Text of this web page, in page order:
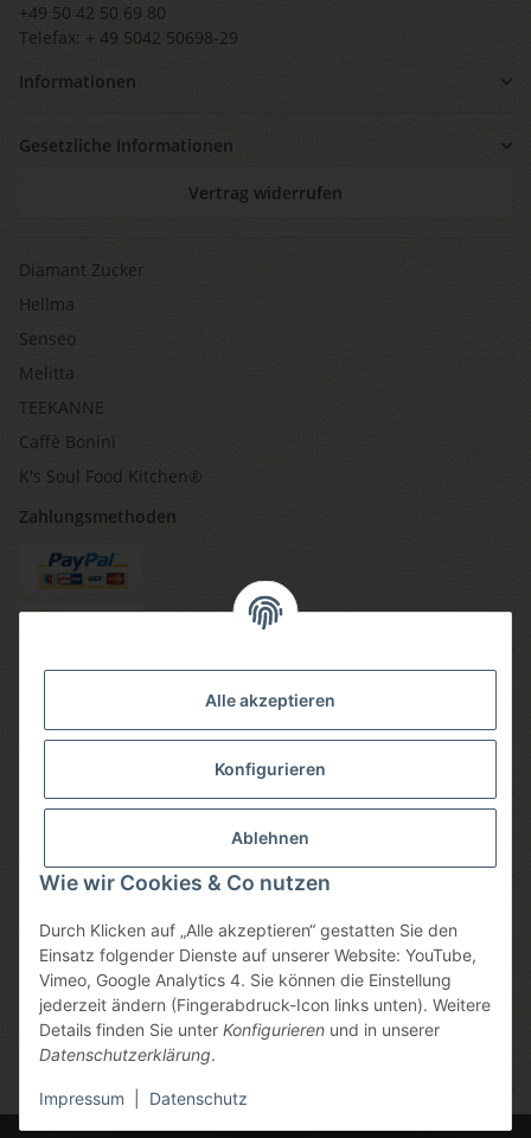
Alle akzeptieren
Konfigurieren
Ablehnen
Wie wir Cookies & Co nutzen
Durch Klicken auf „Alle akzeptieren“ gestatten Sie den
Einsatz folgender Dienste auf unserer Website: YouTube,
Vimeo, Google Analytics 4. Sie können die Einstellung
jederzeit ändern (Fingerabdruck-Icon links unten). Weitere
Details finden Sie unter Konfigurieren und in unserer
Datenschutzerklärung.
Impressum Datenschutz
+49 50 42 50 69 80
Telefax: + 49 5042 50698-29
Informationen
Gesetzliche Informationen
Vertrag widerrufen
Diamant Zucker
Hellma
Senseo
Melitta
TEEKANNE
Caffè Bonini
K's Soul Food Kitchen®
Zahlungsmethoden
Versandmethoden
Sicheres einkaufen
* Alle Preise inkl. gesetzlicher USt., zzgl.
Mindermengenzuschlag